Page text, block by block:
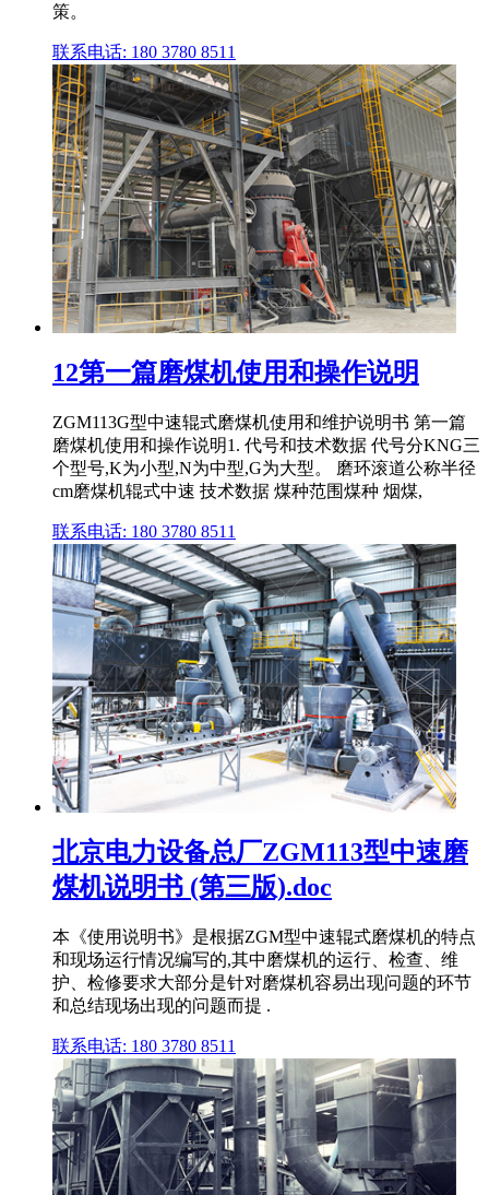
策。
联系电话: 180 3780 8511
12第一篇磨煤机使用和操作说明
ZGM113G型中速辊式磨煤机使用和维护说明书 第一篇
磨煤机使用和操作说明1. 代号和技术数据 代号分KNG三
个型号,K为小型,N为中型,G为大型。 磨环滚道公称半径
cm磨煤机辊式中速 技术数据 煤种范围煤种 烟煤,
联系电话: 180 3780 8511
北京电力设备总厂ZGM113型中速磨
煤机说明书 (第三版).doc
本《使用说明书》是根据ZGM型中速辊式磨煤机的特点
和现场运行情况编写的,其中磨煤机的运行、检查、维
护、检修要求大部分是针对磨煤机容易出现问题的环节
和总结现场出现的问题而提 .
联系电话: 180 3780 8511